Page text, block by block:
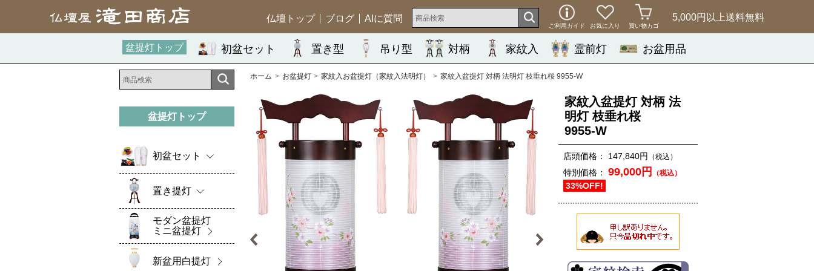
5,000円以上送料無料
ご利用ガイド お気に入り 買い物カゴ
仏壇トップ ブログ AIに質問
盆提灯トップ 初盆セット 置き型 吊り型 対柄 家紋入 霊前灯 お盆用品
ホーム お盆提灯 家紋入お盆提灯（家紋入法明灯） 家紋入盆提灯 対柄 法明灯 枝垂れ桜 9955-W
家紋入盆提灯 対柄 法
明灯 枝垂れ桜
9955-W
店頭価格： 147,840円 （税込）
特別価格： 99,000円 （税込）
33%OFF!
盆提灯トップ
初盆セット
置き提灯
モダン盆提灯
ミニ盆提灯
新盆用白提灯